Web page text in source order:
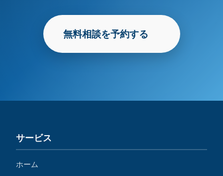
無料相談を予約する
サービス
ホーム